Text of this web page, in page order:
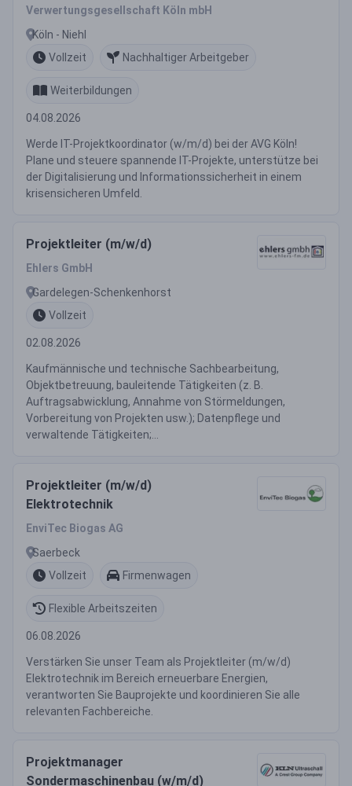
Verwertungsgesellschaft Köln mbH
Köln - Niehl
Vollzeit
Nachhaltiger Arbeitgeber
Weiterbildungen
04.08.2026
Werde IT-Projektkoordinator (w/m/d) bei der AVG Köln!
Plane und steuere spannende IT-Projekte, unterstütze bei
der Digitalisierung und Informationssicherheit in einem
krisensicheren Umfeld.
Projektleiter (m/w/d)
Ehlers GmbH
Gardelegen-Schenkenhorst
Vollzeit
02.08.2026
Kaufmännische und technische Sachbearbeitung,
Objektbetreuung, bauleitende Tätigkeiten (z. B.
Auftragsabwicklung, Annahme von Störmeldungen,
Vorbereitung von Projekten usw.); Datenpflege und
verwaltende Tätigkeiten;...
Projektleiter (m/w/d)
Elektrotechnik
EnviTec Biogas AG
Saerbeck
Vollzeit
Firmenwagen
Flexible Arbeitszeiten
06.08.2026
Verstärken Sie unser Team als Projektleiter (m/w/d)
Elektrotechnik im Bereich erneuerbare Energien,
verantworten Sie Bauprojekte und koordinieren Sie alle
relevanten Fachbereiche.
Projektmanager
Sondermaschinenbau (w/m/d)